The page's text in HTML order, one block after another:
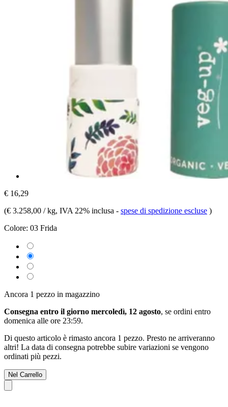
€ 16,29
(€ 3.258,00 / kg, IVA 22% inclusa - spese di spedizione escluse )
Colore: 03 Frida
Ancora 1 pezzo in magazzino
Consegna entro il giorno mercoledì, 12 agosto, se ordini entro
domenica alle ore 23:59.
Di questo articolo è rimasto ancora 1 pezzo. Presto ne arriveranno
altri! La data di consegna potrebbe subire variazioni se vengono
ordinati più pezzi.
Nel Carrello